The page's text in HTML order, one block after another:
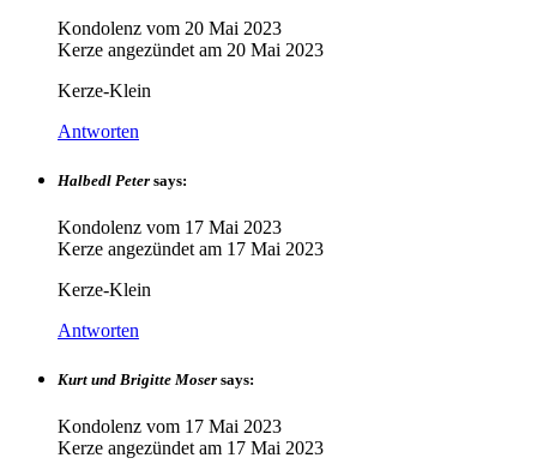
Kondolenz vom 20 Mai 2023
Kerze angezündet am 20 Mai 2023
Kerze-Klein
Antworten
Halbedl Peter says:
Kondolenz vom 17 Mai 2023
Kerze angezündet am 17 Mai 2023
Kerze-Klein
Antworten
Kurt und Brigitte Moser says:
Kondolenz vom 17 Mai 2023
Kerze angezündet am 17 Mai 2023